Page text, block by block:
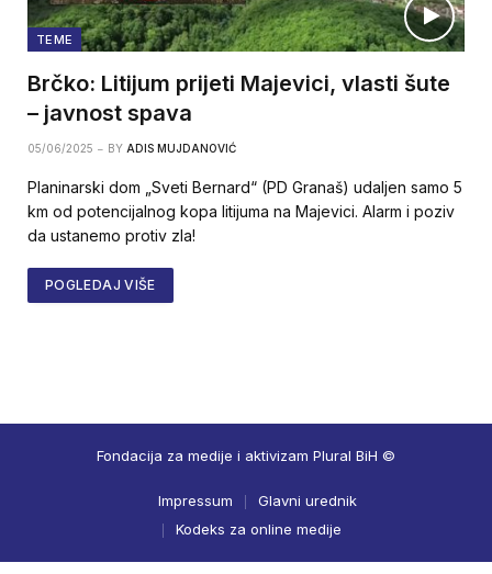
TEME
Brčko: Litijum prijeti Majevici, vlasti šute
– javnost spava
05/06/2025 BY ADIS MUJDANOVIĆ
Planinarski dom „Sveti Bernard“ (PD Granaš) udaljen samo 5
km od potencijalnog kopa litijuma na Majevici. Alarm i poziv
da ustanemo protiv zla!
POGLEDAJ VIŠE
Fondacija za medije i aktivizam Plural BiH ©
Impressum
Glavni urednik
Kodeks za online medije